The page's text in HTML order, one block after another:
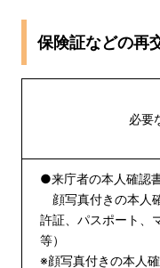
保険証などの再
必要
●来庁者の本人確認
顔写真付きの本人
許証、パスポート、
等）
※顔写真付きの本人